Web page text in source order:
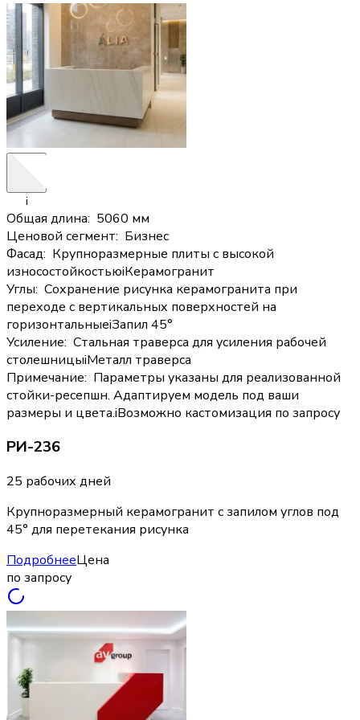
i
Общая длина: 5060 мм
Ценовой сегмент: Бизнес
Фасад: Крупноразмерные плиты с высокой
износостойкостьюiКерамогранит
Углы: Сохранение рисунка керамогранита при
переходе с вертикальных поверхностей на
горизонтальныеiЗапил 45°
Усиление: Стальная траверса для усиления рабочей
столешницыiМеталл траверса
Примечание: Параметры указаны для реализованной
стойки-ресепшн. Адаптируем модель под ваши
размеры и цвета.iВозможно кастомизация по запросу
РИ-236
25 рабочих дней
Крупноразмерный керамогранит с запилом углов под
45° для перетекания рисунка
ПодробнееЦена
по запросу